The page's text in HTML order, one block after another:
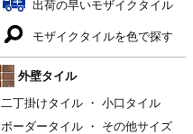
出荷の早いモザイクタイル
モザイクタイルを色で探す
外壁タイル
二丁掛けタイル ・ 小口タイル
ボーダータイル ・ その他サイズ